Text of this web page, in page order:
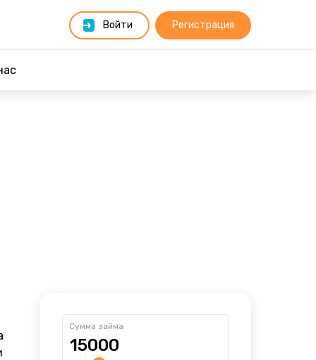
Войти Регистрация
Сумма займа